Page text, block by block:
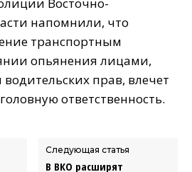
Восточно-
напомнили, что
транспортным
опьянения лицами,
прав, влечет
ответственность.
Следующая статья
В ВКО расширят